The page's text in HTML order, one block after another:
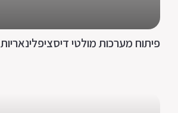
פיתוח מערכות מולטי דיסציפלינאריות